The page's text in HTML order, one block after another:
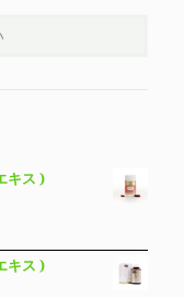
キス )
キス )